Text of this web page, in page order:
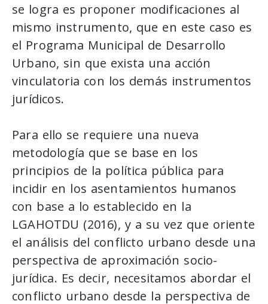
se logra es proponer modificaciones al
mismo instrumento, que en este caso es
el Programa Municipal de Desarrollo
Urbano, sin que exista una acción
vinculatoria con los demás instrumentos
jurídicos.
Para ello se requiere una nueva
metodología que se base en los
principios de la política pública para
incidir en los asentamientos humanos
con base a lo establecido en la
LGAHOTDU (2016), y a su vez que oriente
el análisis del conflicto urbano desde una
perspectiva de aproximación socio-
jurídica. Es decir, necesitamos abordar el
conflicto urbano desde la perspectiva de